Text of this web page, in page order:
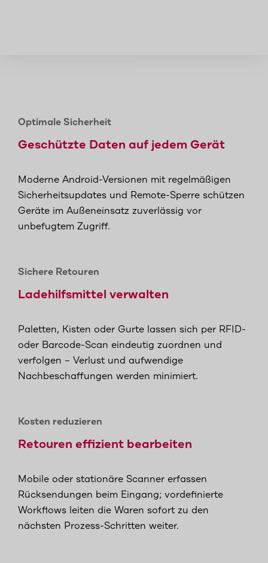
Optimale Sicherheit
Geschützte Daten auf jedem Gerät
Moderne Android-Versionen mit regelmäßigen
Sicherheitsupdates und Remote-Sperre schützen
Geräte im Außeneinsatz zuverlässig vor
unbefugtem Zugriff.
Sichere Retouren
Ladehilfsmittel verwalten
Paletten, Kisten oder Gurte lassen sich per RFID-
oder Barcode-Scan eindeutig zuordnen und
verfolgen – Verlust und aufwendige
Nachbeschaffungen werden minimiert.
Kosten reduzieren
Retouren effizient bearbeiten
Mobile oder stationäre Scanner erfassen
Rücksendungen beim Eingang; vordefinierte
Workflows leiten die Waren sofort zu den
nächsten Prozess-Schritten weiter.